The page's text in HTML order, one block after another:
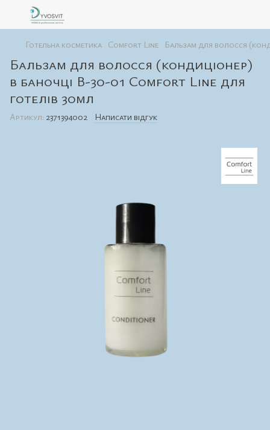
Готельна косметика Comfort Line Бальзам для волосся
Бальзам для волосся (кондиціонер)
в баночці В-30-01 Comfort Line для
готелів 30мл
Артикул: 2371394002 Написати відгук